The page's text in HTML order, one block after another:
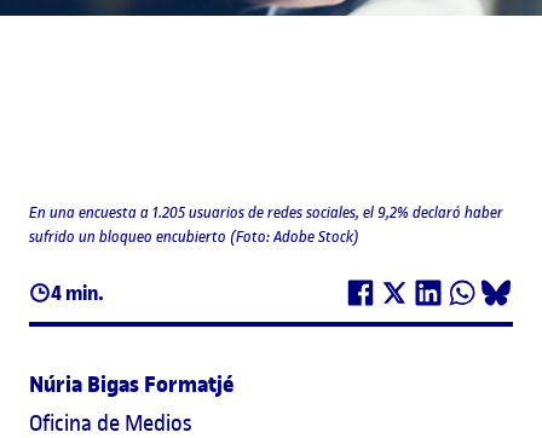
4 min.
En una encuesta a 1.205 usuarios de redes sociales, el 9,2% declaró haber
sufrido un bloqueo encubierto (Foto: Adobe Stock)
Núria Bigas Formatjé
Oficina de Medios